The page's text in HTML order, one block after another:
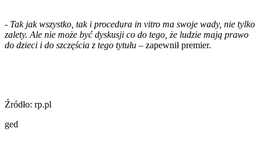
- Tak jak wszystko, tak i procedura in vitro ma swoje wady, nie tylko
zalety. Ale nie może być dyskusji co do tego, że ludzie mają prawo
do dzieci i do szczęścia z tego tytułu – zapewnił premier.
Źródło: rp.pl
ged